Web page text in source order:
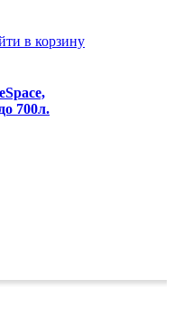
в корзину
700л.